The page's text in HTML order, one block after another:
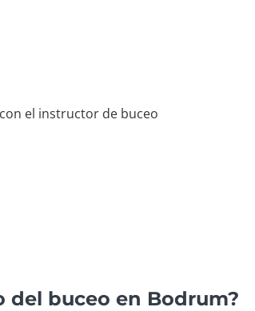
el instructor de buceo
del buceo en Bodrum?